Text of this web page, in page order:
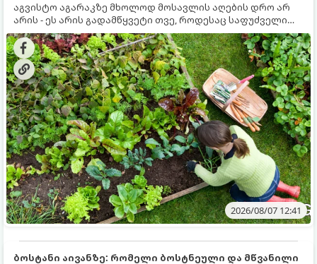
აგვისტო აგარაკზე მხოლოდ მოსავლის აღების დრო არ
არის - ეს არის გადამწყვეტი თვე, როდესაც საფუძველი
ეყრება მომავალი წლის მოსავალს და ბაღი მზადდება
შემოდგომა-ზამთრის სეზონისთვის. იმისათვის, რომ
ნიადაგმა ენერგია აღიდგინოს, ხოლო მცენარეებმა
ზამთარს გაუძლონ, აგვისტოს ბოლომდე 5
მნიშვნელოვანი საქმის გაკეთება უნდა მოასწროთ:
2026/08/07 12:41
ბოსტანი აივანზე: რომელი ბოსტნეული და მწვანილი